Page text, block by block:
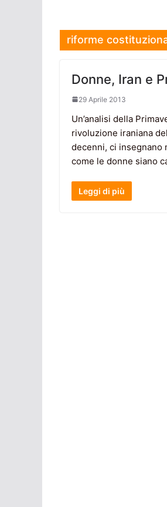
riforme
Donne, Iran e
29 Aprile 2013
Un’analisi della
rivoluzione iraniana
decenni, ci insegnano
come le donne siano
Leggi di più